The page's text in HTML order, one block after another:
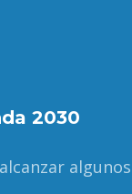
2030